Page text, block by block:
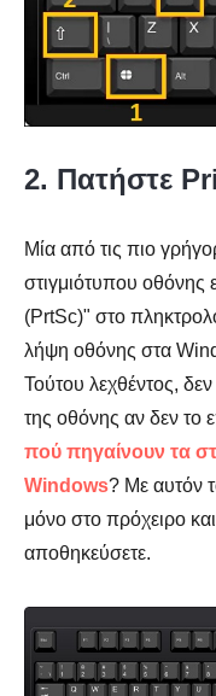
2. Πατήστε
Μία από τις πιο
στιγμιότυπου οθόνης
(PrtSc)" στο
λήψη οθόνης στα
Τούτου λεχθέντος,
της οθόνης αν δεν το
πού πηγαίνουν τα
Windows? Με αυτόν
μόνο στο πρόχειρο
αποθηκεύσετε.